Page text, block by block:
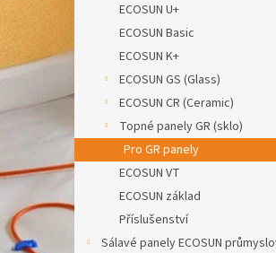
a
e
ECOSUN U+
ECOSUN Basic
ECOSUN K+
ECOSUN GS (Glass)
ECOSUN CR (Ceramic)
Topné panely GR (sklo)
Pro GR panely
ECOSUN VT
ECOSUN základ
Příslušenství
Sálavé panely ECOSUN